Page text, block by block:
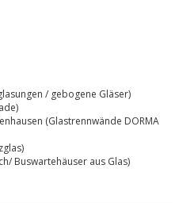
/ gebogene Gläser)
(Glastrennwände DORMA
Buswartehäuser aus Glas)